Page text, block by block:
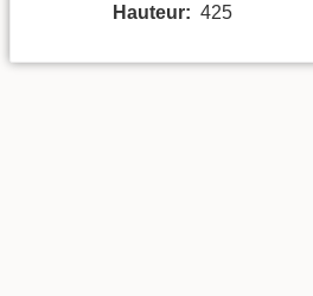
Hauteur: 425